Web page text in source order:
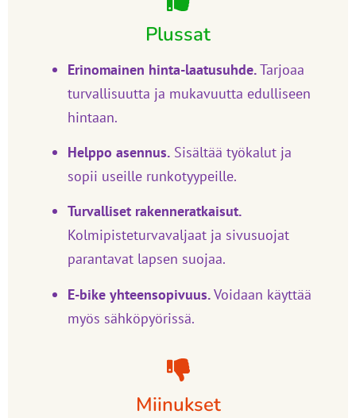
Plussat
Erinomainen hinta-laatusuhde.Tarjoaa
turvallisuutta ja mukavuutta edulliseen
hintaan.
Helppo asennus. Sisältää työkalut ja
sopii useille runkotyypeille.
Turvalliset rakenneratkaisut.
Kolmipisteturvavaljaat ja sivusuojat
parantavat lapsen suojaa.
E-bike yhteensopivuus.Voidaan käyttää
myös sähköpyörissä.
Miinukset